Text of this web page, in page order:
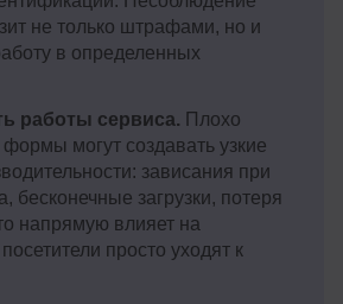
не только штрафами, но и
в определенных
работы сервиса. Плохо
могут создавать узкие
зависания при
бесконечные загрузки, потеря
напрямую влияет на
просто уходят к